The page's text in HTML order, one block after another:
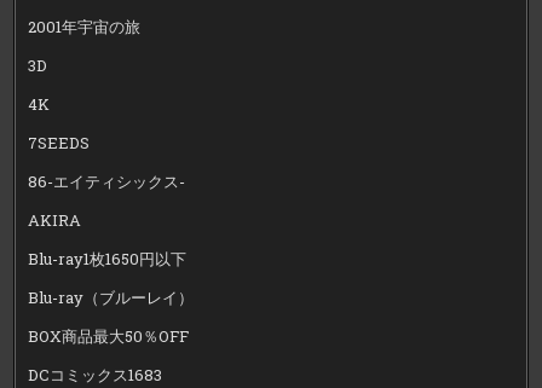
2001年宇宙の旅
3D
4K
7SEEDS
86-エイティシックス-
AKIRA
Blu-ray1枚1650円以下
Blu-ray（ブルーレイ）
BOX商品最大50％OFF
DCコミックス1683